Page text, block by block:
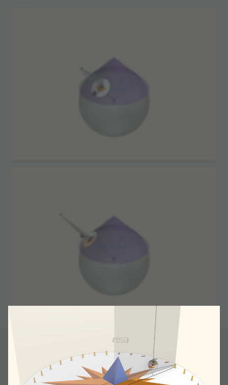
Раз­вер­нём конус, полу­чится сек­тор круга, угол
кото­рого зави­сит от парал­лели каса­ния со сфе­
рой. Парал­лель перей­дёт в дугу окруж­но­сти, и
при мед­лен­ном перемеще­нии маят­ника вдоль
этой парал­лели (и только вдоль неё!) на него